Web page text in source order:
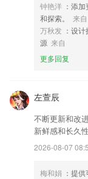
钟艳洋 ：添
和探索。
来自
万秋发 ：设
源 来自
更多回复
左萱辰
不断更新和改
新鲜感和长久性
2026-08-07
梅和娟 ：提